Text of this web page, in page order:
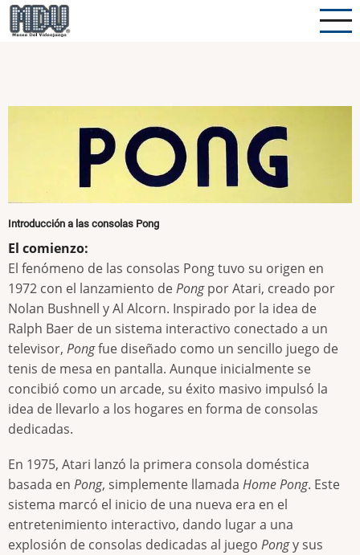
Pasar
al
Introducción a las consolas Pong
El comienzo:
El fenómeno de las consolas Pong tuvo su origen en
1972 con el lanzamiento dePongpor Atari, creado por
Nolan Bushnell y Al Alcorn. Inspirado por la idea de
Ralph Baer de un sistema interactivo conectado a un
televisor, Pongfue diseñado como un sencillo juego de
tenis de mesa en pantalla. Aunque inicialmente se
concibió como un arcade, su éxito masivo impulsó la
idea de llevarlo a los hogares en forma de consolas
dedicadas.
En 1975, Atari lanzó la primera consola doméstica
basada en Pong, simplemente llamada Home Pong. Este
sistema marcó el inicio de una nueva era en el
entretenimiento interactivo, dando lugar a una
explosión de consolas dedicadas al juego Pongy sus